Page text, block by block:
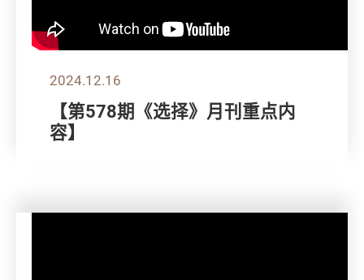
2024.12.16
【第578期《选择》月刊重点内
容】